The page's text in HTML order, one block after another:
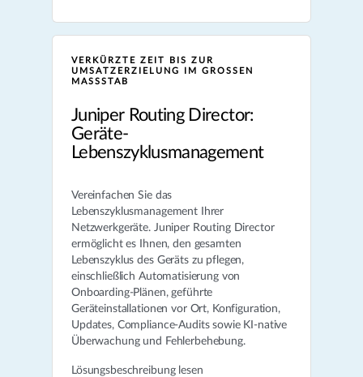
VERKÜRZTE ZEIT BIS ZUR
UMSATZERZIELUNG IM GROSSEN M
ASSSTAB
Juniper Routing Director:
Geräte-
Lebenszyklusmanagement
Vereinfachen Sie das
Lebenszyklusmanagement Ihrer
Netzwerkgeräte. Juniper Routing Director
ermöglicht es Ihnen, den gesamten
Lebenszyklus des Geräts zu pflegen,
einschließlich Automatisierung von
Onboarding-Plänen, geführte
Geräteinstallationen vor Ort, Konfiguration,
Updates, Compliance-Audits sowie KI-native
Überwachung und Fehlerbehebung.
Lösungsbeschreibung lesen